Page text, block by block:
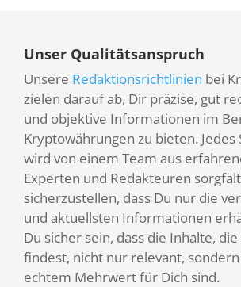
Unser Qualitätsanspruch
Unsere Redaktionsrichtlinien bei
zielen darauf ab, Dir präzise, gut
und objektive Informationen im
Kryptowährungen zu bieten. Jedes
wird von einem Team aus
Experten und Redakteuren
sicherzustellen, dass Du nur die
und aktuellsten Informationen
Du sicher sein, dass die Inhalte,
findest, nicht nur relevant, sondern
echtem Mehrwert für Dich sind.